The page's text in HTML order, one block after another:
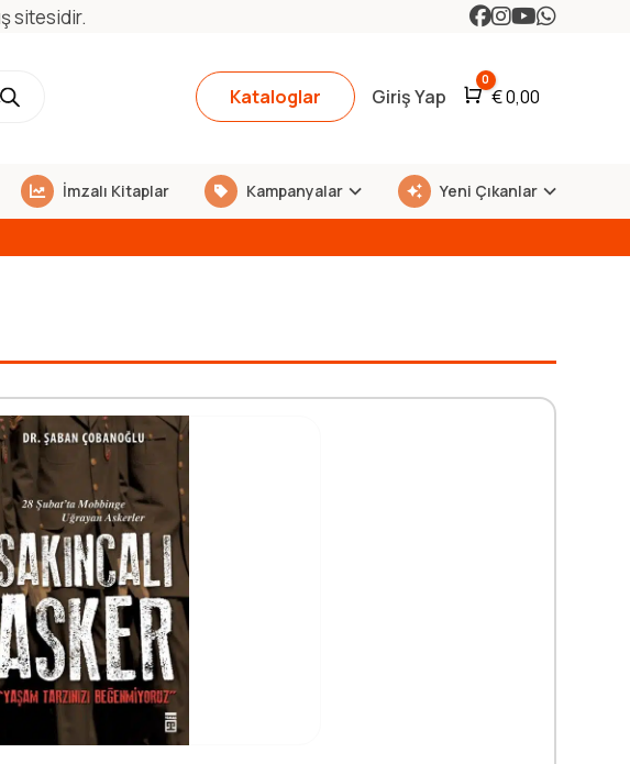
sitesidir.
Kataloglar Giriş Yap Araba
0
€0,00
İmzalı Kitaplar Kampanyalar Yeni Çıkanlar